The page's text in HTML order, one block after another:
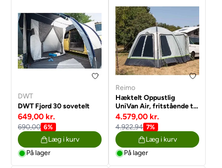
DWT
DWT Fjord 30 sovetelt
649,00 kr.
690,00 6%
Læg i kurv
På lager
Reimo
Hæktelt Oppustlig
UniVan Air, fritstående til
Tesla og ID Buzz og Kia
PV5
4.579,00 kr.
4.922,94 7%
Læg i kurv
På lager